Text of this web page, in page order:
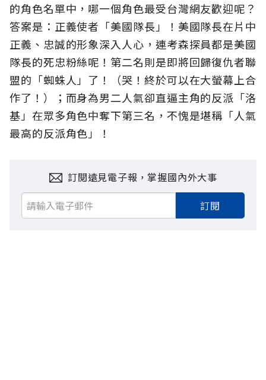
的角色名單中，哪一個角色最受台灣網友歡迎呢？
答案是：正義使者「美國隊長」！美國隊長在片中
正義、忠誠的形象深入人心，連考森探員都是美國
隊長的死忠粉絲呢！第二名則是即將回歸復仇者聯
盟的「蜘蛛人」了！（哭！終於可以在大螢幕上合
作了！）；而身為男二人氣卻直逼主角的反派「洛
基」在眾多角色中奪下第三名，不愧是堪稱「人氣
最高的反派角色」！
訂閱遠見電子報，掌握國內外大事
訂閱